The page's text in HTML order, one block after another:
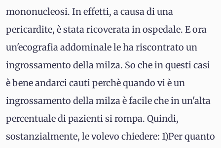
mononucleosi. In effetti, a causa di una
pericardite, è stata ricoverata in ospedale. E ora
un'ecografia addominale le ha riscontrato un
ingrossamento della milza. So che in questi casi
è bene andarci cauti perchè quando vi è un
ingrossamento della milza è facile che in un'alta
percentuale di pazienti si rompa. Quindi,
sostanzialmente, le volevo chiedere: 1)Per quanto